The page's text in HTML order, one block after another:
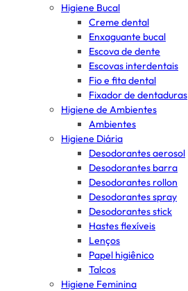
Higiene Bucal
Creme dental
Enxaguante bucal
Escova de dente
Escovas interdentais
Fio e fita dental
Fixador de dentaduras
Higiene de Ambientes
Ambientes
Higiene Diária
Desodorantes aerosol
Desodorantes barra
Desodorantes rollon
Desodorantes spray
Desodorantes stick
Hastes flexíveis
Lenços
Papel higiênico
Talcos
Higiene Feminina